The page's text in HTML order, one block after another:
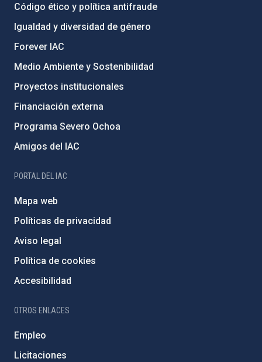
Código ético y política antifraude
Igualdad y diversidad de género
Forever IAC
Medio Ambiente y Sostenibilidad
Proyectos institucionales
Financiación externa
Programa Severo Ochoa
Amigos del IAC
PORTAL DEL IAC
Mapa web
Políticas de privacidad
Aviso legal
Política de cookies
Accesibilidad
OTROS ENLACES
Empleo
Licitaciones